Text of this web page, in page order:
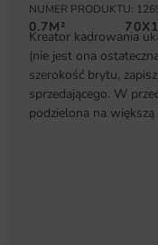
NUMER PRODUKTU:
0.7M²
Kreator kadrowania
(nie jest ona
szerokość brytu,
sprzedającego. W
podzielona na